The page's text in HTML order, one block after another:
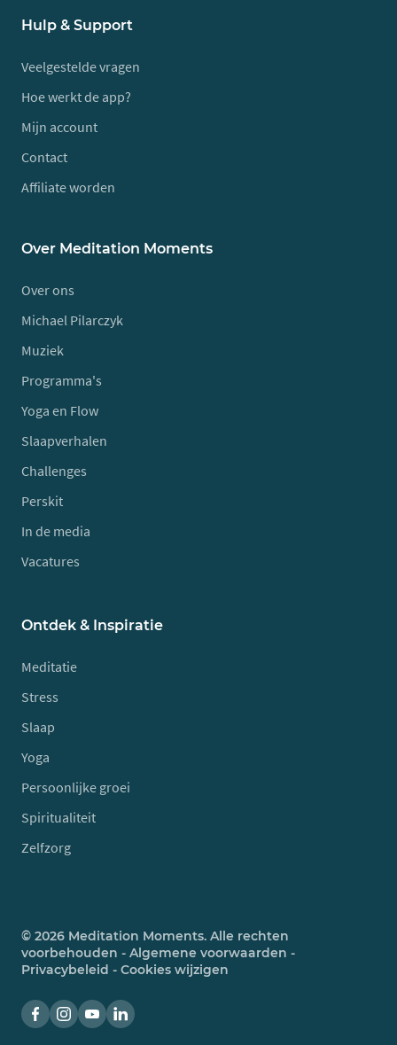
Hulp & Support
Veelgestelde vragen
Hoe werkt de app?
Mijn account
Contact
Affiliate worden
Over Meditation Moments
Over ons
Michael Pilarczyk
Muziek
Programma's
Yoga en Flow
Slaapverhalen
Challenges
Perskit
In de media
Vacatures
Ontdek & Inspiratie
Meditatie
Stress
Slaap
Yoga
Persoonlijke groei
Spiritualiteit
Zelfzorg
© 2026 Meditation Moments. Alle rechten
voorbehouden - Algemene voorwaarden -
Privacybeleid - Cookies wijzigen